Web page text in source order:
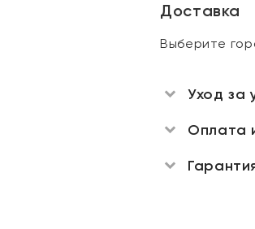
Доставка
Выберите
Уход за
Оплата